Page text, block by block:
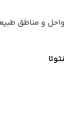
و مناطق